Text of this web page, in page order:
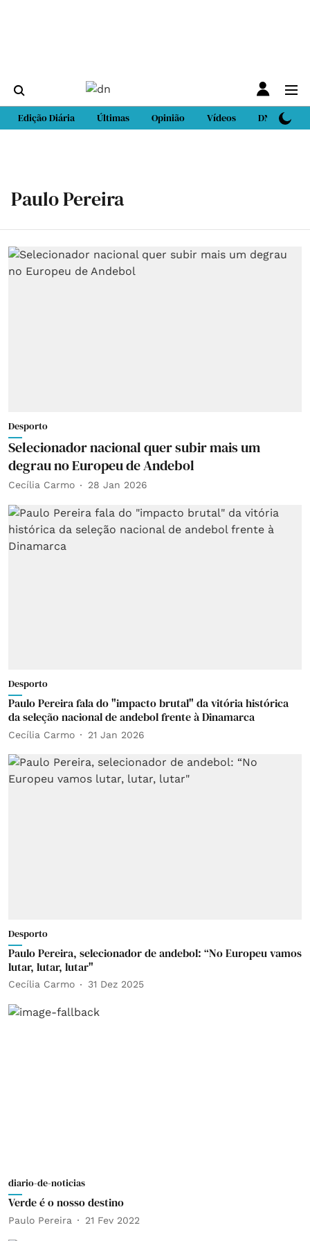
Edição Diária Últimas Opinião Vídeos DN Sport
Paulo Pereira
Desporto
Selecionador nacional quer subir mais um
degrau no Europeu de Andebol
Cecília Carmo 28 Jan 2026
Desporto
Paulo Pereira fala do "impacto brutal" da vitória histórica
da seleção nacional de andebol frente à Dinamarca
Cecília Carmo 21 Jan 2026
Desporto
Paulo Pereira, selecionador de andebol: “No Europeu vamos
lutar, lutar, lutar"
Cecília Carmo 31 Dez 2025
diario-de-noticias
Verde é o nosso destino
Paulo Pereira 21 Fev 2022